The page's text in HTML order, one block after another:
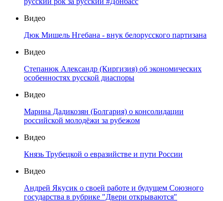
Видео
Дюк Мишель Нгебана - внук белорусского партизана
Видео
Степанюк Александр (Киргизия) об экономических
особенностях русской диаспоры
Видео
Марина Дадикозян (Болгария) о консолидации
российской молодёжи за рубежом
Видео
Князь Трубецкой о евразийстве и пути России
Видео
Андрей Якусик о своей работе и будущем Союзного
государства в рубрике "Двери открываются"